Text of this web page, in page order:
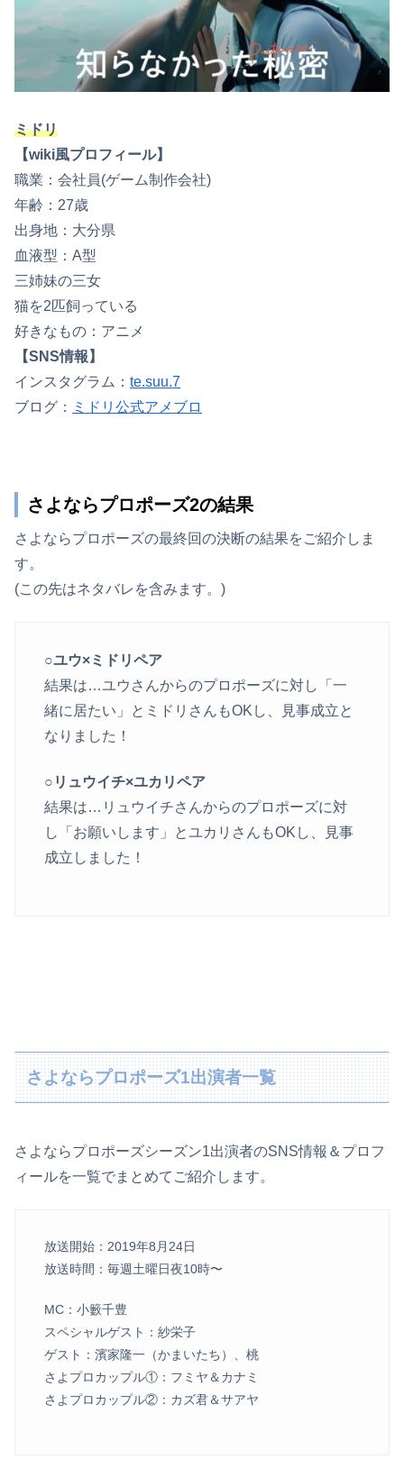
ミドリ
【wiki風プロフィール】
職業：会社員(ゲーム制作会社)
年齢：27歳
出身地：大分県
血液型：A型
三姉妹の三女
猫を2匹飼っている
好きなもの：アニメ
【SNS情報】
インスタグラム： te.suu.7
ブログ：
ミドリ公式アメブロ
さよならプロポーズ2の結果
さよならプロポーズの最終回の決断の結果をご紹介しま
す。
(この先はネタバレを含みます。)
○ユウ×ミドリペア
結果は…ユウさんからのプロポーズに対し「一
緒に居たい」とミドリさんもOKし、見事成立と
なりました！
○リュウイチ×ユカリペア
結果は…リュウイチさんからのプロポーズに対
し「お願いします」とユカリさんもOKし、見事
成立しました！
さよならプロポーズ1出演者一覧
さよならプロポーズシーズン1出演者のSNS情報＆プロフ
ィールを一覧でまとめてご紹介します。
放送開始：2019年8月24日
放送時間：毎週土曜日夜10時〜
MC：小籔千豊
スペシャルゲスト：紗栄子
ゲスト：濱家隆一（かまいたち）、桃
さよプロカップル①：フミヤ＆カナミ
さよプロカップル②：カズ君＆サアヤ